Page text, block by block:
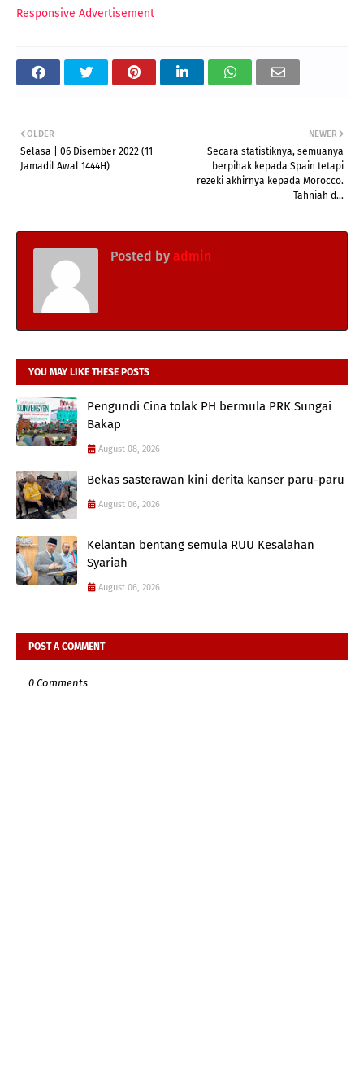
Responsive Advertisement
NEWER
Secara statistiknya, semuanya
berpihak kepada Spain tetapi
rezeki akhirnya kepada Morocco.
Tahniah d...
OLDER
Selasa | 06 Disember 2022 (11
Jamadil Awal 1444H)
Posted by admin
YOU MAY LIKE THESE POSTS
Pengundi Cina tolak PH bermula PRK Sungai
Bakap
August 08, 2026
Bekas sasterawan kini derita kanser paru-paru
August 06, 2026
Kelantan bentang semula RUU Kesalahan
Syariah
August 06, 2026
POST A COMMENT
0 Comments